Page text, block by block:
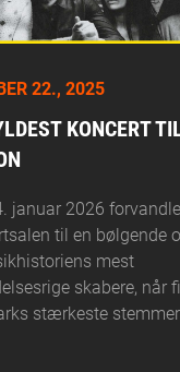
22., 2025
KONCERT
januar 2026
til en bølgende
mest
skabere, når
stærkeste